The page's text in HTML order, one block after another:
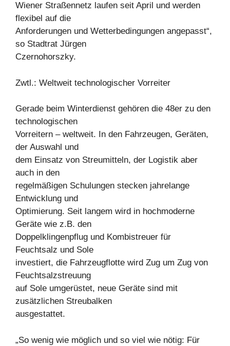
Wiener Straßennetz laufen seit April und werden
flexibel auf die
Anforderungen und Wetterbedingungen angepasst“,
so Stadtrat Jürgen
Czernohorszky.
Zwtl.: Weltweit technologischer Vorreiter
Gerade beim Winterdienst gehören die 48er zu den
technologischen
Vorreitern – weltweit. In den Fahrzeugen, Geräten,
der Auswahl und
dem Einsatz von Streumitteln, der Logistik aber
auch in den
regelmäßigen Schulungen stecken jahrelange
Entwicklung und
Optimierung. Seit langem wird in hochmoderne
Geräte wie z.B. den
Doppelklingenpflug und Kombistreuer für
Feuchtsalz und Sole
investiert, die Fahrzeugflotte wird Zug um Zug von
Feuchtsalzstreuung
auf Sole umgerüstet, neue Geräte sind mit
zusätzlichen Streubalken
ausgestattet.
„So wenig wie möglich und so viel wie nötig: Für